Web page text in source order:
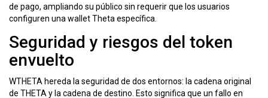
de pago, ampliando su público sin requerir que los usuarios
configuren una wallet Theta específica.
Seguridad y riesgos del token
envuelto
WTHETA hereda la seguridad de dos entornos: la cadena original
de THETA y la cadena de destino. Esto significa que un fallo en